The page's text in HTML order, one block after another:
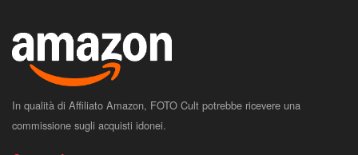
In qualità di Affiliato Amazon, FOTO Cult potrebbe ricevere una
commissione sugli acquisti idonei.